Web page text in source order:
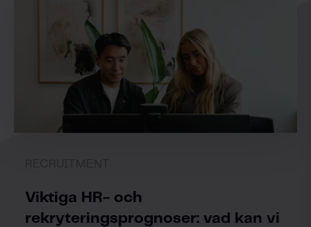
Viktiga HR- och
rekryteringsprognoser: vad kan vi